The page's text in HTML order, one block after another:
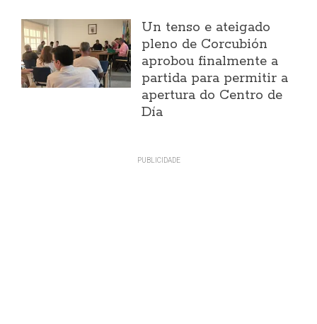
Un tenso e ateigado
pleno de Corcubión
aprobou finalmente a
partida para permitir a
apertura do Centro de
Día